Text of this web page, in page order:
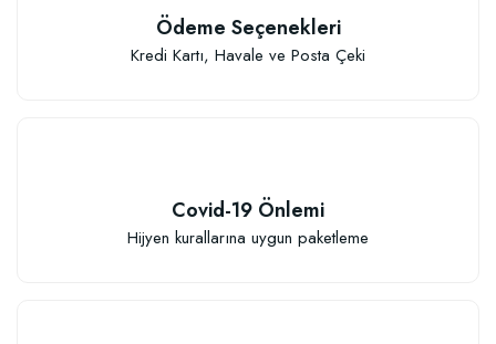
600,37 TL
Ödeme Seçenekleri
Kredi Kartı, Havale ve Posta Çeki
Covid-19 Önlemi
Hijyen kurallarına uygun paketleme